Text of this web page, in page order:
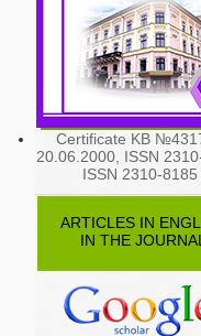
Certificate KB
20.06.2000, ISSN
ISSN 2310-8185
ARTICLES IN
IN THE JOURNAL